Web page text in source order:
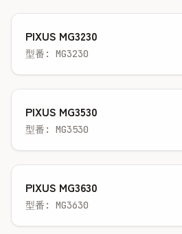
PIXUS MG3230
型番: MG3230
PIXUS MG3530
型番: MG3530
PIXUS MG3630
型番: MG3630